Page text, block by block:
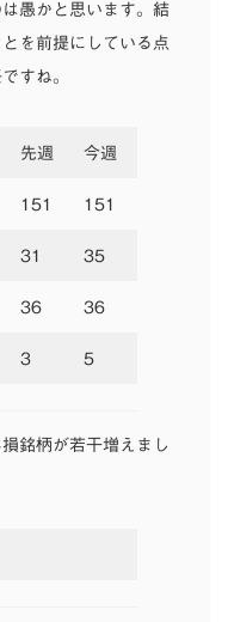
愚かと思います。結
を前提にしている点
すね。
先週 今週
151 151
31 35
36 36
3 5
銘柄が若干増えまし